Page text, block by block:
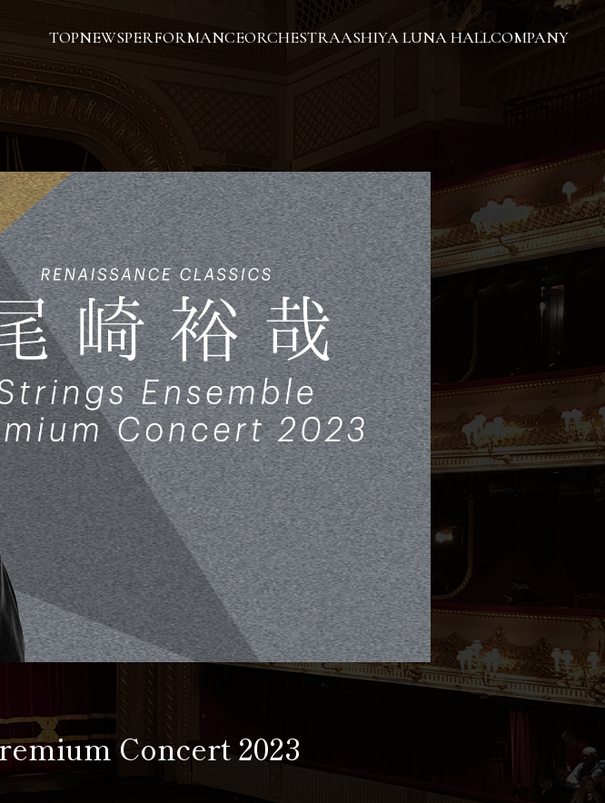
TOPNEWSPERFORMANCEORCHESTRAASHIYA LUNA HALLCOMPANY
Concert 2023